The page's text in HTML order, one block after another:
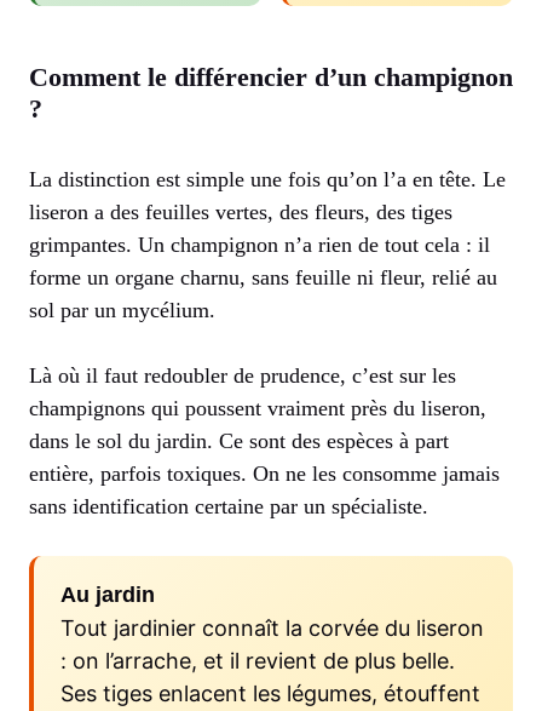
Comment le différencier d’un champignon
?
La distinction est simple une fois qu’on l’a en tête. Le
liseron a des feuilles vertes, des fleurs, des tiges
grimpantes. Un champignon n’a rien de tout cela : il
forme un organe charnu, sans feuille ni fleur, relié au
sol par un mycélium.
Là où il faut redoubler de prudence, c’est sur les
champignons qui poussent vraiment près du liseron,
dans le sol du jardin. Ce sont des espèces à part
entière, parfois toxiques. On ne les consomme jamais
sans identification certaine par un spécialiste.
Au jardin
Tout jardinier connaît la corvée du liseron
: on l’arrache, et il revient de plus belle.
Ses tiges enlacent les légumes, étouffent